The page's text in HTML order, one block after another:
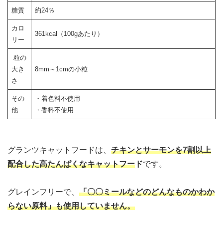
糖質 約24％
カロ
リー
361kcal（100gあたり）
粒の
大き
さ
8mm～1cmの小粒
その
他
・着色料不使用
・香料不使用
グランツキャットフードは、 チキンとサーモンを7割以上
配合した高たんぱくなキャットフー ドです。
グレインフリーで、 「〇〇ミールなどのどんなものかわか
らない原料」も使用していません。